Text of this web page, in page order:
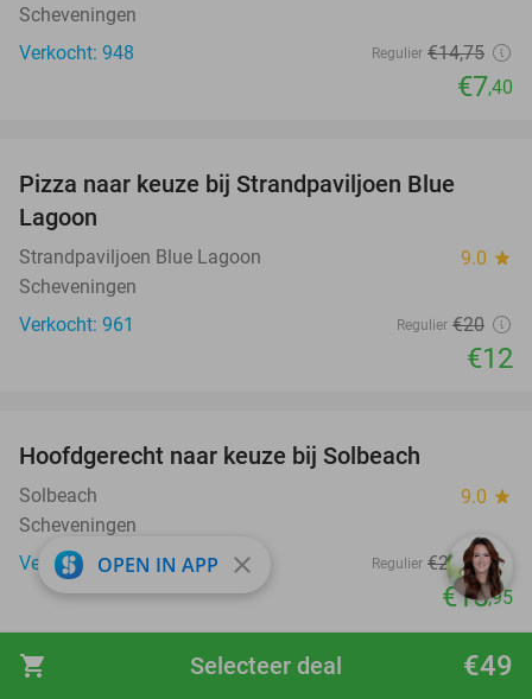
shopping_cart €49
Selecteer deal
Scheveningen
Verkocht: 948
Regulier €14,75
€7,40
Pizza naar keuze bij Strandpaviljoen Blue
Lagoon
Strandpaviljoen Blue Lagoon 9.0 star
Scheveningen
Verkocht: 961
Regulier €20
€12
Hoofdgerecht naar keuze bij Solbeach
Solbeach 9.0 star
Scheveningen
Verkocht: 765
Regulier €25,25
€15,95
favorite_border
OPEN IN APP close